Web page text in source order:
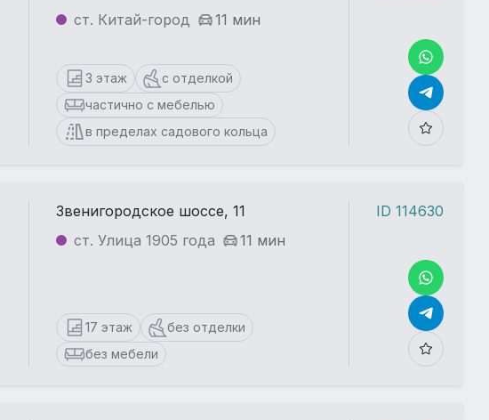
ст. Китай-город
11 мин
3 этаж
с отделкой
частично с мебелью
в пределах садового кольца
Звенигородское шоссе, 11
ст. Улица 1905 года
11 мин
17 этаж
без отделки
без мебели
ID 114630